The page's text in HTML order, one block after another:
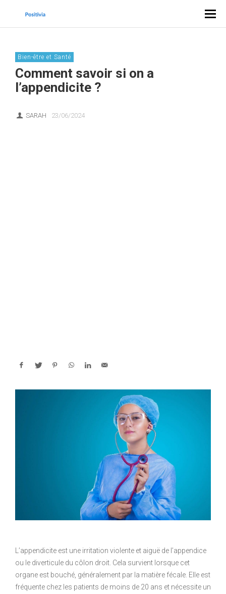
Bien-être et Santé
Comment savoir si on a
l’appendicite ?
SARAH 23/06/2024
L’appendicite est une irritation violente et aiguë de l’appendice
ou le diverticule du côlon droit. Cela survient lorsque cet
organe est bouché, généralement par la matière fécale. Elle est
fréquente chez les patients de moins de 20 ans et nécessite un